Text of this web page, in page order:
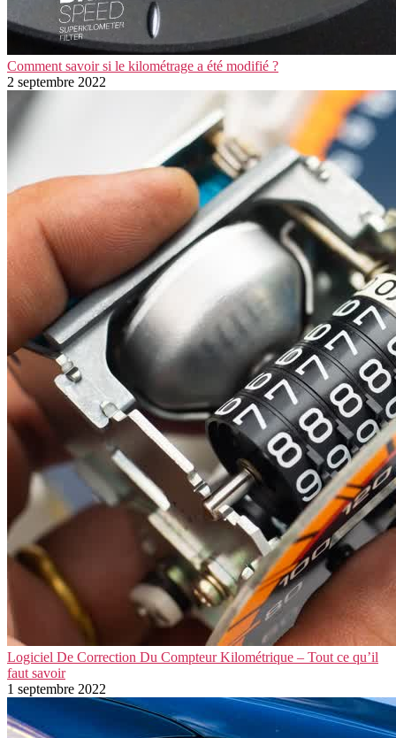
Comment savoir si le kilométrage a été modifié ?
2 septembre 2022
Logiciel De Correction Du Compteur Kilométrique – Tout ce qu’il
faut savoir
1 septembre 2022